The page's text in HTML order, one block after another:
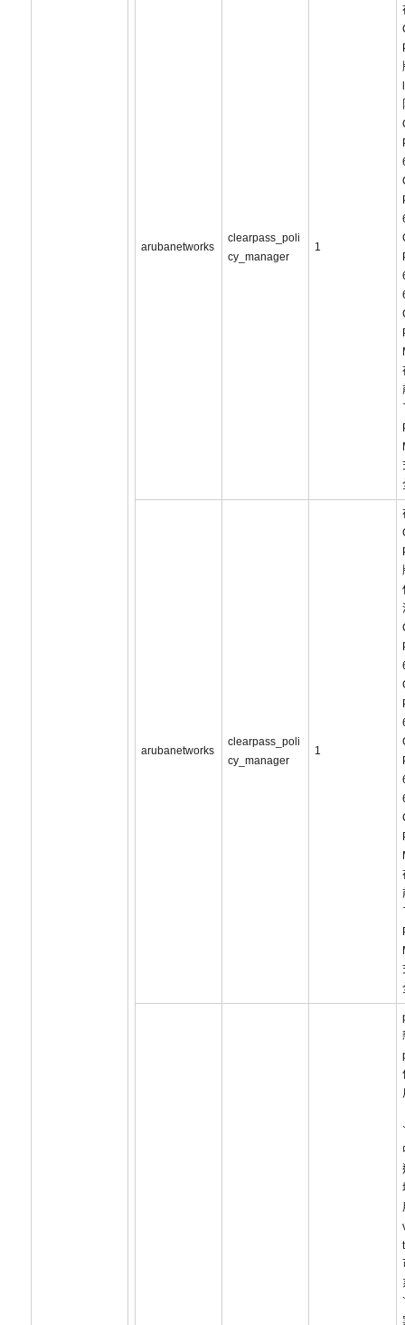
arubanetworks
clearpass_poli
cy_manager
1
arubanetworks
clearpass_poli
cy_manager
1